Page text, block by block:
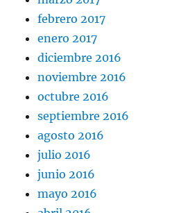
febrero 2017
enero 2017
diciembre 2016
noviembre 2016
octubre 2016
septiembre 2016
agosto 2016
julio 2016
junio 2016
mayo 2016